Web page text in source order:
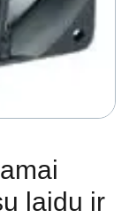
laidu ir